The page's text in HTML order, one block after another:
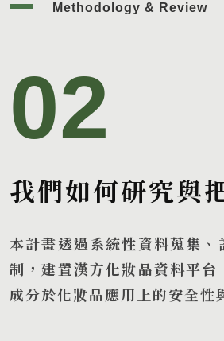
Methodology & Review
02
我們如何研究與
本計畫透過系統性資料蒐集、
制，建置漢方化妝品資料平台
成分於化妝品應用上的安全性